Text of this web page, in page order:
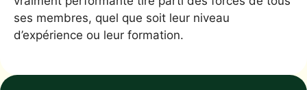
ses membres, quel que soit leur niveau
d’expérience ou leur formation.